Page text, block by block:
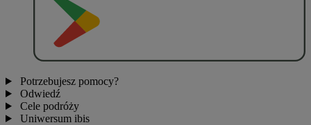
Potrzebujesz pomocy?
Odwiedź
Cele podróży
Uniwersum ibis